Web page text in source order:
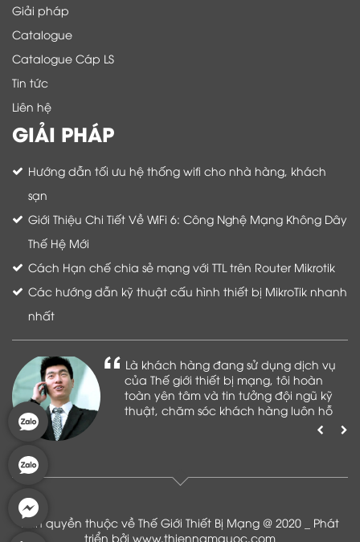
Giải pháp
Catalogue
Catalogue Cáp LS
Tin tức
Liên hệ
GIẢI PHÁP
Hướng dẫn tối ưu hệ thống wifi cho nhà hàng, khách
sạn
Giới Thiệu Chi Tiết Về WiFi 6: Công Nghệ Mạng Không Dây
Thế Hệ Mới
Cách Hạn chế chia sẻ mạng với TTL trên Router Mikrotik
Các hướng dẫn kỹ thuật cấu hình thiết bị MikroTik nhanh
nhất
Là khách hàng đang sử dụng dịch vụ
của Thế giới thiết bị mạng, tôi hoàn
toàn yên tâm và tin tưởng đội ngũ kỹ
thuật, chăm sóc khách hàng luôn hỗ
Bản quyền thuộc về Thế Giới Thiết Bị Mạng @ 2020 _ Phát
triển bởi www.thiennamquoc.com